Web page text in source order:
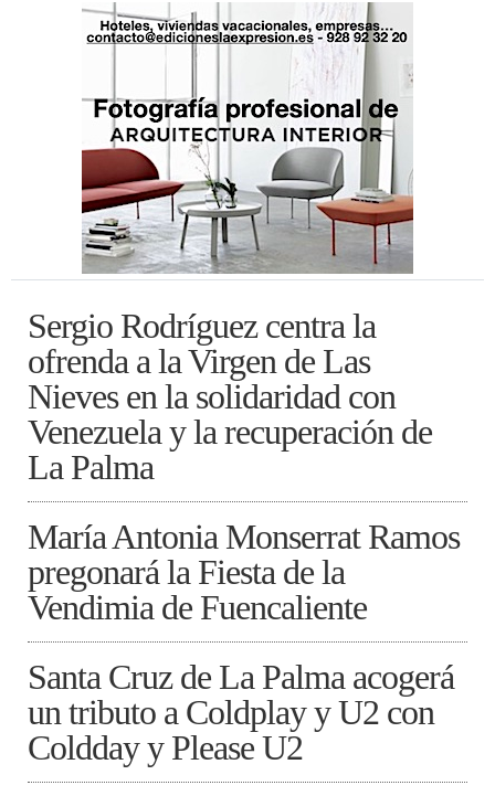
Sergio Rodríguez centra la
ofrenda a la Virgen de Las
Nieves en la solidaridad con
Venezuela y la recuperación de
La Palma
María Antonia Monserrat Ramos
pregonará la Fiesta de la
Vendimia de Fuencaliente
Santa Cruz de La Palma acogerá
un tributo a Coldplay y U2 con
Coldday y Please U2